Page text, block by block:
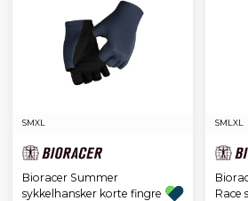
SMXL
Bioracer Summer
sykkelhansker korte fingre
SM LXL
Race